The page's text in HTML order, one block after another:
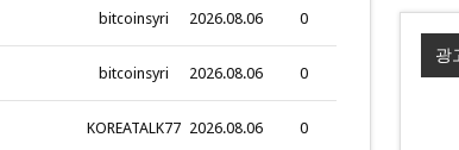
bitcoinsyri 2026.08.06 0
bitcoinsyri 2026.08.06 0
KOREATALK77 2026.08.06 0
광